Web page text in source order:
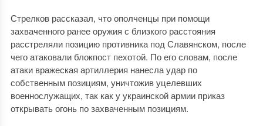
Стрелков рассказал, что ополченцы при помощи
захваченного ранее оружия с близкого расстояния
расстреляли позицию противника под Славянском, после
чего атаковали блокпост пехотой. По его словам, после
атаки вражеская артиллерия нанесла удар по
собственным позициям, уничтожив уцелевших
военнослужащих, так как у украинской армии приказ
открывать огонь по захваченным позициям.